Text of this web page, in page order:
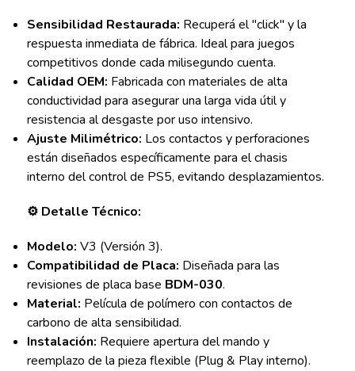
Sensibilidad Restaurada: Recuperá el "click" y la
respuesta inmediata de fábrica. Ideal para juegos
competitivos donde cada milisegundo cuenta.
Calidad OEM: Fabricada con materiales de alta
conductividad para asegurar una larga vida útil y
resistencia al desgaste por uso intensivo.
Ajuste Milimétrico: Los contactos y perforaciones
están diseñados específicamente para el chasis
interno del control de PS5, evitando desplazamientos.
⚙️ Detalle Técnico:
Modelo: V3 (Versión 3).
Compatibilidad de Placa: Diseñada para las
revisiones de placa base BDM-030.
Material: Película de polímero con contactos de
carbono de alta sensibilidad.
Instalación: Requiere apertura del mando y
reemplazo de la pieza flexible (Plug & Play interno).